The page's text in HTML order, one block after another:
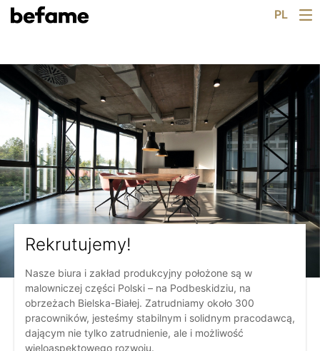
Skip
PL
Dla Architekta
Katalog
Salony
Wiedza
Pracuj z nami
Rekrutacja
O nas
Co nowego
Kontakt
Rekrutujemy!
Nasze biura i zakład produkcyjny położone są w
malowniczej części Polski – na Podbeskidziu, na
obrzeżach Bielska-Białej. Zatrudniamy około 300
pracowników, jesteśmy stabilnym i solidnym pracodawcą,
dającym nie tylko zatrudnienie, ale i możliwość
wieloaspektowego rozwoju.